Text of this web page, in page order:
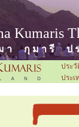
Kumaris
า กุ ม า รี ป ร
ประ
ประเ